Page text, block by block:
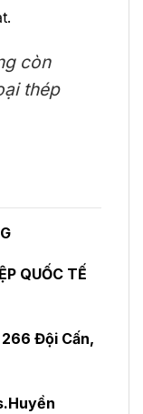
còn
thép
QUỐC TẾ
Đội Cấn,